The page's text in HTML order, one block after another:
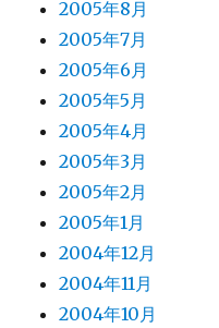
2005年8月
2005年7月
2005年6月
2005年5月
2005年4月
2005年3月
2005年2月
2005年1月
2004年12月
2004年11月
2004年10月